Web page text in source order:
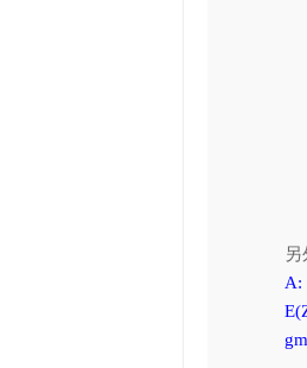
A: